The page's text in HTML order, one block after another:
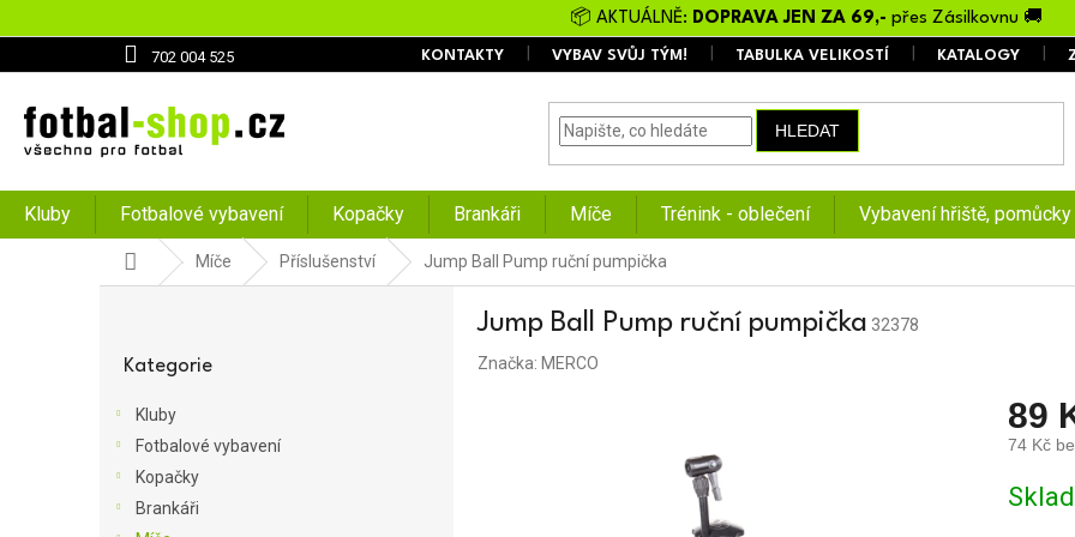
na
📦 AKTUÁLNĚ: DOPRAVA JEN ZA 69,- přes Zásilkovnu 🚚
702 004 525 KONTAKTY VYBAV SVŮJ TÝM! TABULKA VELIKOSTÍ KATALOGY
HLEDAT
Kluby Fotbalové vybavení Kopačky Brankáři Míče Trénink - oblečení Vybavení hřiště, pomůcky
Domů Míče Příslušenství Jump Ball Pump ruční pumpička
kategorie
Kategorie
Kluby
Fotbalové vybavení
Kopačky
Brankáři
Jump Ball Pump ruční pumpička 32378
Značka: MERCO
89
74 Kč
cena: